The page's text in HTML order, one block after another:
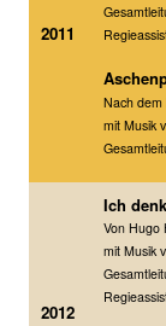
2011
Nach
mit Musik
2012
Ich
Von Hugo
mit Musik